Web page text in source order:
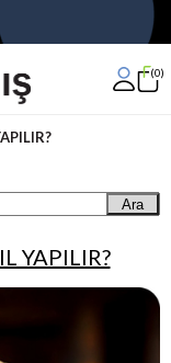
0
Ara
YAPILIR?